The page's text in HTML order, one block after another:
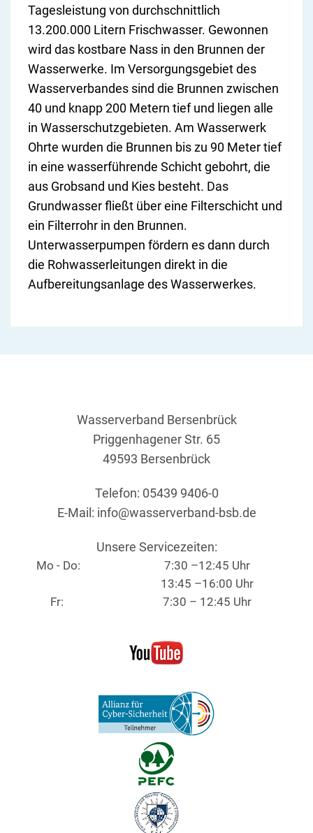
Tagesleistung von durchschnittlich
13.200.000 Litern Frischwasser. Gewonnen
wird das kostbare Nass in den Brunnen der
Wasserwerke. Im Versorgungsgebiet des
Wasserverbandes sind die Brunnen zwischen
40 und knapp 200 Metern tief und liegen alle
in Wasserschutzgebieten. Am Wasserwerk
Ohrte wurden die Brunnen bis zu 90 Meter tief
in eine wasserführende Schicht gebohrt, die
aus Grobsand und Kies besteht. Das
Grundwasser fließt über eine Filterschicht und
ein Filterrohr in den Brunnen.
Unterwasserpumpen fördern es dann durch
die Rohwasserleitungen direkt in die
Aufbereitungsanlage des Wasserwerkes.
Wasserverband Bersenbrück
Priggenhagener Str. 65
49593 Bersenbrück
Telefon: 05439 9406-0
E-Mail: info@wasserverband-bsb.de
Unsere Servicezeiten:
Mo - Do:
7:30 –12:45 Uhr
13:45 –16:00 Uhr
Fr:
7:30 – 12:45 Uhr